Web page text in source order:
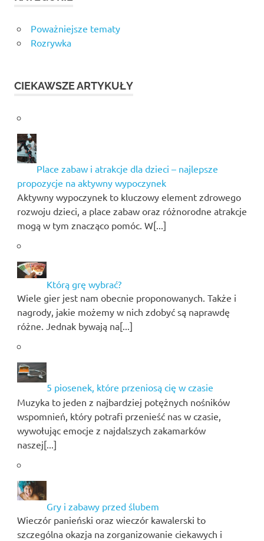
Poważniejsze tematy
Rozrywka
CIEKAWSZE ARTYKUŁY
Place zabaw i atrakcje dla dzieci – najlepsze
propozycje na aktywny wypoczynek
Aktywny wypoczynek to kluczowy element zdrowego
rozwoju dzieci, a place zabaw oraz różnorodne atrakcje
mogą w tym znacząco pomóc. W[...]
Którą grę wybrać?
Wiele gier jest nam obecnie proponowanych. Także i
nagrody, jakie możemy w nich zdobyć są naprawdę
różne. Jednak bywają na[...]
5 piosenek, które przeniosą cię w czasie
Muzyka to jeden z najbardziej potężnych nośników
wspomnień, który potrafi przenieść nas w czasie,
wywołując emocje z najdalszych zakamarków
naszej[...]
Gry i zabawy przed ślubem
Wieczór panieński oraz wieczór kawalerski to
szczególna okazja na zorganizowanie ciekawych i